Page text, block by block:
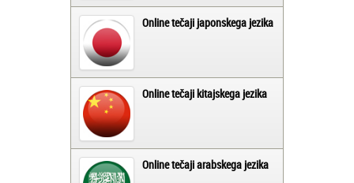
Online tečaji japonskega jezika
Online tečaji kitajskega jezika
Online tečaji arabskega jezika